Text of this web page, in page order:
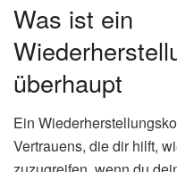
Was ist ein
überhaupt
Ein
Vertrauens, die dir hilft,